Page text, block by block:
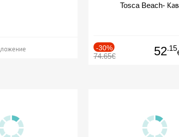
Tosca Beach-
-30%
74.65€ 52.15